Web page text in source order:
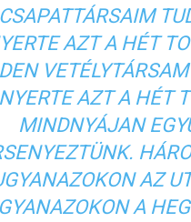
AZT A HÉT
NYERTE AZT A HÉT
MINDNYÁJAN
AZ
A